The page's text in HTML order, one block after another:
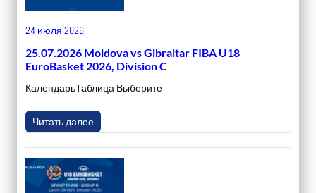
24 июля 2026
25.07.2026 Moldova vs Gibraltar FIBA U18
EuroBasket 2026, Division C
КалендарьТаблица Выберите
Читать далее